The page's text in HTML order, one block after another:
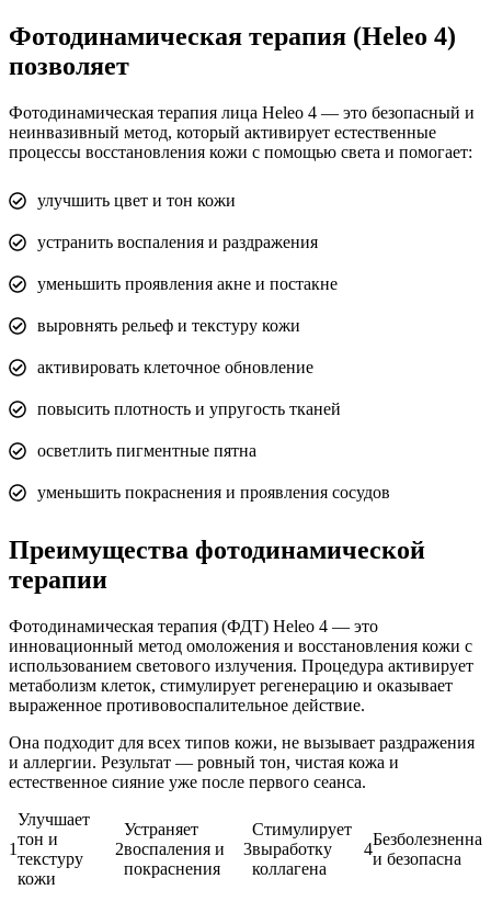
Фотодинамическая терапия (Heleo 4)
позволяет
Фотодинамическая терапия лица Heleo 4 — это безопасный и
неинвазивный метод, который активирует естественные
процессы восстановления кожи с помощью света и помогает:
улучшить цвет и тон кожи
устранить воспаления и раздражения
уменьшить проявления акне и постакне
выровнять рельеф и текстуру кожи
активировать клеточное обновление
повысить плотность и упругость тканей
осветлить пигментные пятна
уменьшить покраснения и проявления сосудов
Преимущества фотодинамической
терапии
Фотодинамическая терапия (ФДТ) Heleo 4 — это
инновационный метод омоложения и восстановления кожи с
использованием светового излучения. Процедура активирует
метаболизм клеток, стимулирует регенерацию и оказывает
выраженное противовоспалительное действие.
Она подходит для всех типов кожи, не вызывает раздражения
и аллергии. Результат — ровный тон, чистая кожа и
естественное сияние уже после первого сеанса.
1
Улучшает
тон и
текстуру
кожи
2
Устраняет
воспаления и
покраснения
3
Стимулирует
выработку
коллагена
4
Безболезненна
и безопасна